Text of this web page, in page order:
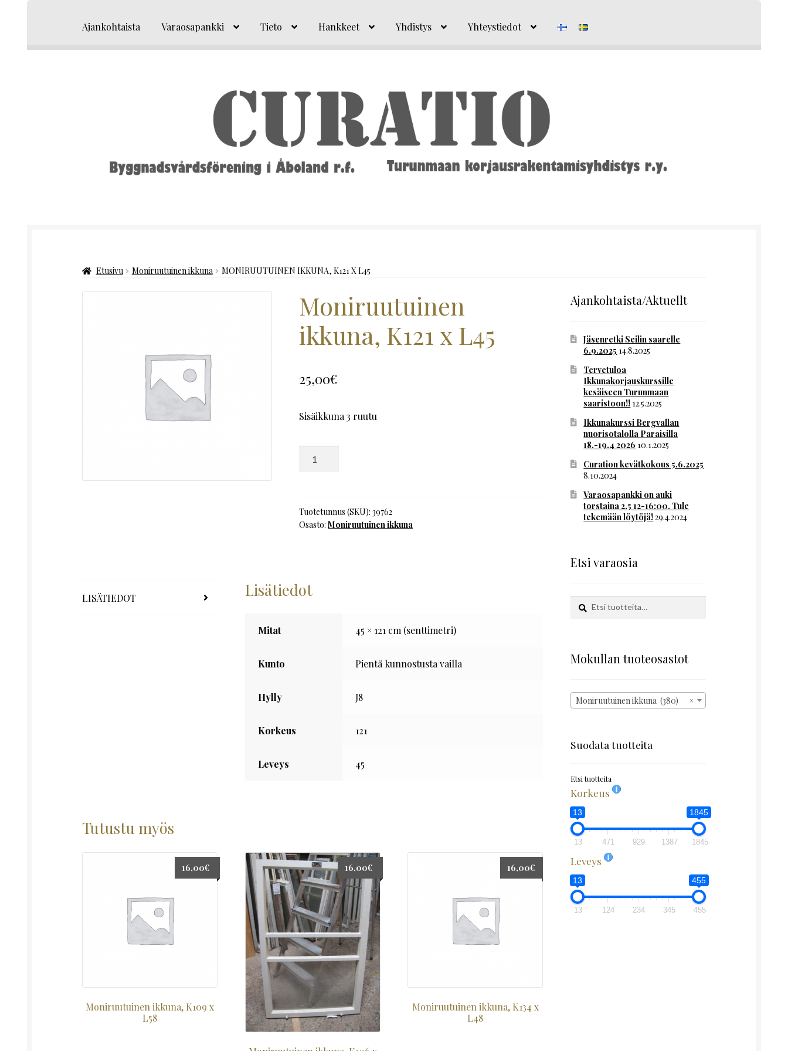
navigointiin
sisältöön
Ajankohtaista Varaosapankki Tieto Hankkeet Yhdistys Yhteystiedot
Etusivu Moniruutuinen ikkuna MONIRUUTUINEN IKKUNA, K121 X L45
Moniruutuinen
ikkuna, K121 x L45
25,00€
Sisäikkuna 3 ruutu
L45
määrä
Tuotetunnus (SKU):39762
Osasto:Moniruutuinen ikkuna
LISÄTIEDOT Lisätiedot
Mitat 45 × 121 cm (senttimetri)
Kunto Pientä kunnostusta vailla
Hylly J8
Korkeus 121
Leveys 45
Tutustu myös
Moniruutuinen ikkuna, K109 x
L58
16,00€ 16,00€
Moniruutuinen ikkuna, K134 x
L48
16,00€
Ajankohtaista/Aktuellt
Jäsenretki Seilin saarelle
6.9.2025 14.8.2025
Tervetuloa
Ikkunakorjauskurssille
kesäiseen Turunmaan
saaristoon!! 12.5.2025
Ikkunakurssi Bergvallan
nuorisotalolla Paraisilla
18.-19.4 2026 10.1.2025
Curation kevätkokous 5.6.2025
8.10.2024
Varaosapankki on auki
torstaina 2.5 12-16:00. Tule
tekemään löytöjä!29.4.2024
Etsi varaosia
Etsi:
Haku
Mokullan tuoteosastot
×
Moniruutuinen ikkuna (380)
Suodata tuotteita
Etsi tuotteita
Korkeus
13 1845
13 471 929 1387 1845
Leveys
13 455
13 124 234 345 455